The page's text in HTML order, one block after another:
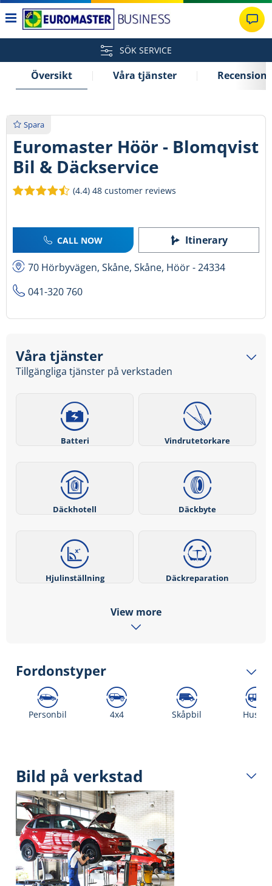
SÖK SERVICE
Översikt Våra tjänster
Spara
Euromaster Höör - Blomqvist
Bil & Däckservice
(4.4) 48 customer reviews
CALL NOW Itinerary
70 Hörbyvägen, Skåne, Skåne, Höör - 24334
041-320 760
Våra tjänster
Tillgängliga tjänster på verkstaden
Batteri Vindrutetorkare
Däckhotell Däckbyte
Hjulinställning Däckreparation
View more
Fordonstyper
Personbil 4x4 Skåpbil Husbil
Bild på verkstad